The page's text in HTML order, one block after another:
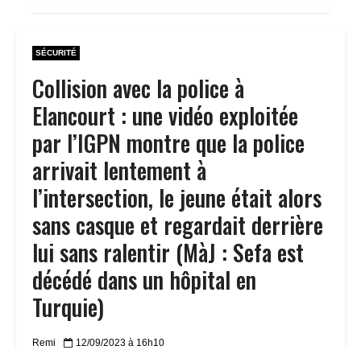
SÉCURITÉ
Collision avec la police à
Elancourt : une vidéo exploitée
par l’IGPN montre que la police
arrivait lentement à
l’intersection, le jeune était alors
sans casque et regardait derrière
lui sans ralentir (MàJ : Sefa est
décédé dans un hôpital en
Turquie)
Remi 12/09/2023 à 16h10